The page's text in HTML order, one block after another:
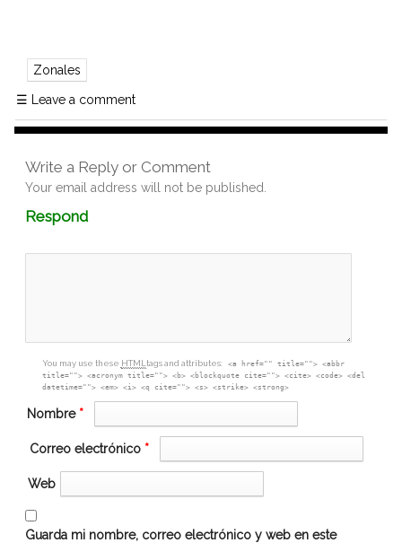
Zonales
☰ Leave a comment
Write a Reply or Comment
Your email address will not be published.
RespondComment
box
You may use these HTML tags and attributes:
<a href="" title=""> <abbr
title=""> <acronym title=""> <b> <blockquote cite=""> <cite> <code> <del
datetime=""> <em> <i> <q cite=""> <s> <strike> <strong>
Nombre *
Correo electrónico *
Web
Guarda mi nombre, correo electrónico y web en este